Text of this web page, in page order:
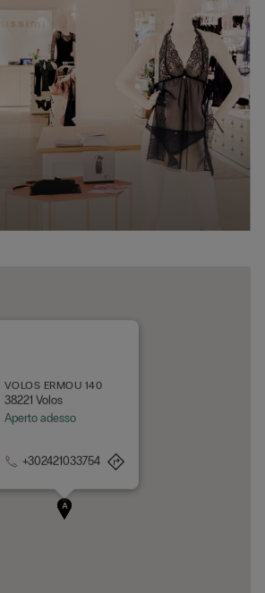
A
VOLOS ERMOU 140
38221 Volos
Aperto adesso
+302421033754